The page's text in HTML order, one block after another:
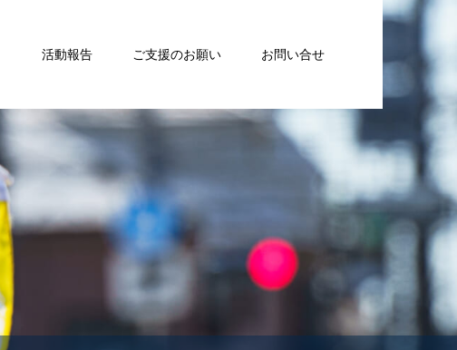
活動報告 ご支援のお願い お問い合せ